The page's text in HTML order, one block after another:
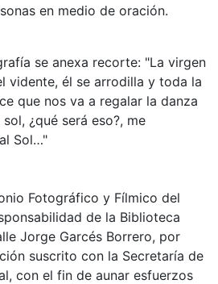
en medio de oración.
se anexa recorte: "La virgen
vidente, él se arrodilla y toda la
que nos va a regalar la danza
¿qué será eso?, me
Sol…"
Fotográfico y Fílmico del
de la Biblioteca
Jorge Garcés Borrero, por
suscrito con la Secretaría de
con el fin de aunar esfuerzos